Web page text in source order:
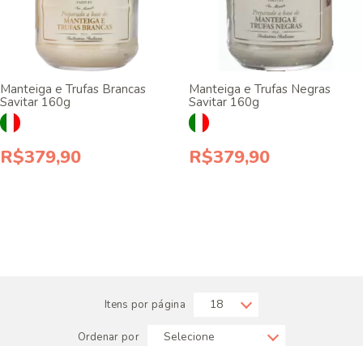
Manteiga e Trufas Brancas
Savitar 160g
R$379,90
Manteiga e Trufas Negras
Savitar 160g
R$379,90
Itens por página
Ordenar por